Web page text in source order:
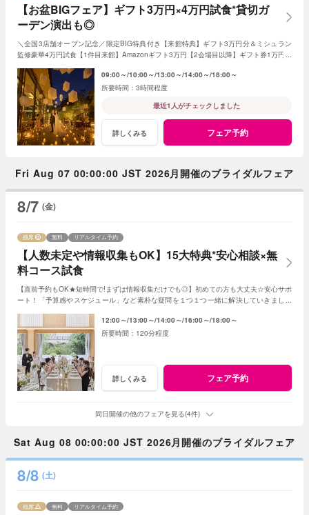
【お盆BIGフェア】ギフト3万円×4万円試食*貸切ガ
ーデン演出も◎
＼全国3店舗オープン記念／限定BIG特典付き【来館特典】ギフト3万円分＆ミシュラン
監修豪華4万円試食【1件目来館】Amazonギフト3万円【2会場目以降】ギフト券1万円プ
09:00～ 10:00～ 13:00～ 14:00～ 18:00～
3時間程度
最近1人がチェックしました
詳しくみる フェア予約
Fri Aug 07 00:00:00 JST 2026月開催のブライダルフェア
8/7 (金)
【人数未定や情報収集もOK】15大特典*安心相談×無
料コース試食
残席 無料 リアルタイム予約
【直前予約もOK★短時間で!まずは情報収集だけでも◎】初めての方も大丈夫☆安心サポ
ート！「予算感やスケジュール」など素朴な疑問を１つ１つ一緒に解決していきましょ
12:00～ 13:00～ 14:00～ 16:00～ 18:00～
120分程度
詳しくみる フェア予約
同日開催の他のフェアを見る(4件)
Sat Aug 08 00:00:00 JST 2026月開催のブライダルフェア
8/8 (土)
残席 無料 リアルタイム予約